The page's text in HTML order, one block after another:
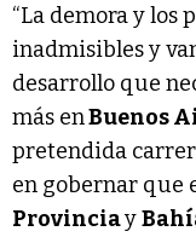
“La demora y los
inadmisibles y
desarrollo que
más enBuenos
pretendida
en gobernar que
Provinciay